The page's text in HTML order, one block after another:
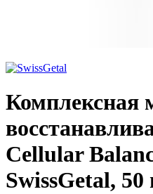
Комплексная
Cellular
SwissGetal, 50